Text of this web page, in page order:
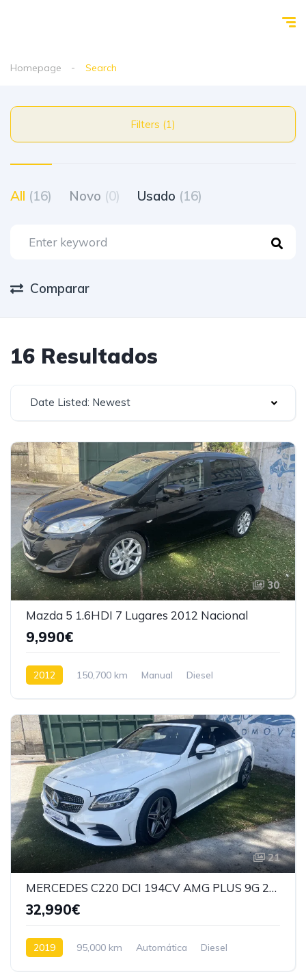
Homepage Search
Filters (1)
All (16) Novo (0) Usado (16)
Comparar
16 Resultados
Date Listed: Newest
30
Mazda 5 1.6HDI 7 Lugares 2012 Nacional
9,990€
2012 150,700 km Manual
Diesel
21
MERCEDES C220 DCI 194CV AMG PLUS 9G 2019
32,990€
2019 95,000 km Automática
Diesel